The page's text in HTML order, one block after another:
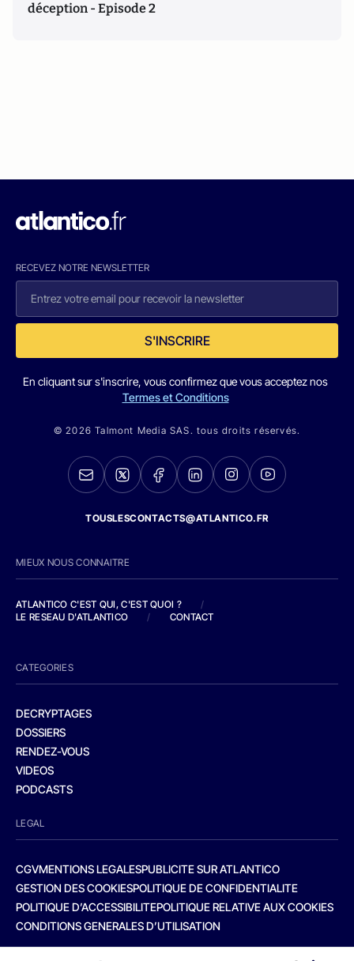
déception - Episode 2
RECEVEZ NOTRE NEWSLETTER
S'INSCRIRE
En cliquant sur s'inscrire, vous confirmez que vous acceptez nos
Termes et Conditions
© 2026 Talmont Media SAS. tous droits réservés.
TOUSLESCONTACTS@ATLANTICO.FR
MIEUX NOUS CONNAITRE
ATLANTICO C'EST QUI, C'EST QUOI ?
/
LE RESEAU D'ATLANTICO
/ CONTACT
CATEGORIES
DECRYPTAGES
DOSSIERS
RENDEZ-VOUS
VIDEOS
PODCASTS
LEGAL
CGVMENTIONS LEGALESPUBLICITE SUR ATLANTICO
GESTION DES COOKIESPOLITIQUE DE CONFIDENTIALITE
POLITIQUE D’ACCESSIBILITEPOLITIQUE RELATIVE AUX COOKIES
CONDITIONS GENERALES D’UTILISATION